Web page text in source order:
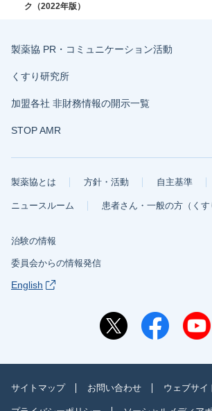
ク（2022年版）
製薬協 PR・コミュニケーション活動
くすり研究所
加盟各社 非財務情報の開示一覧
STOP AMR
製薬協とは 方針・活動 自主基準
ニュースルーム 患者さん・一般の方（くす
治験の情報
委員会からの情報発信
English
サイトマップ お問い合わせ ウェブサイ